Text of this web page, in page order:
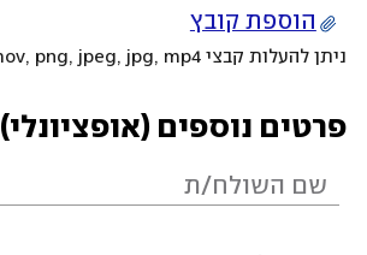
הוספת קובץ
ניתן להעלות קבצי mov, png, jpeg, jpg, mp4 עד 200MB
פרטים נוספים (אופציונלי)